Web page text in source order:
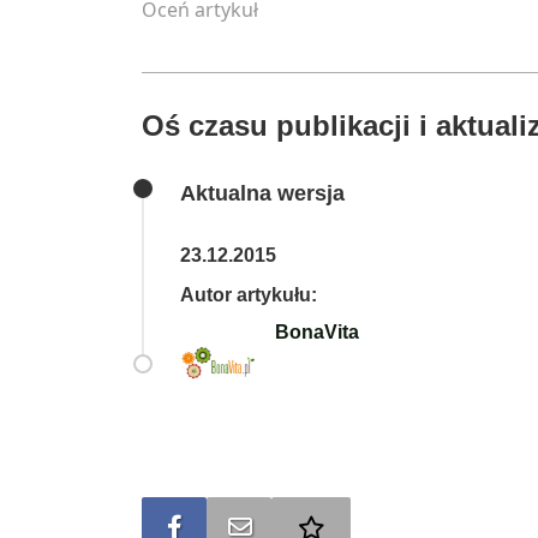
Oceń artykuł
Oś czasu publikacji i
Aktualna wersja
23.12.2015
Autor artykułu:
BonaVita
Udostępnij na FBWyślij na e-mail